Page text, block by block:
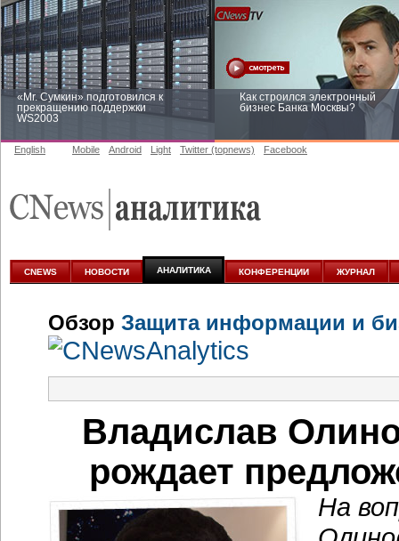
«Mr. Сумкин» подготовился к
прекращению поддержки
WS2003
Как строился электронный
бизнес Банка Москвы?
аналитике
English Mobile Android Light Twitter (topnews) Facebook
CNEWS НОВОСТИ АНАЛИТИКА КОНФЕРЕНЦИИ ЖУРНАЛ
Обзор Защита информации и
Владислав
рождает
На